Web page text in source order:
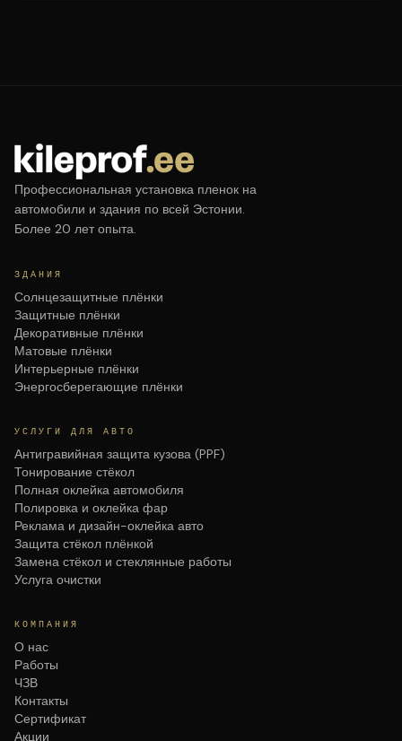
Профессиональная установка пленок на
автомобили и здания по всей Эстонии.
Более 20 лет опыта.
ЗДАНИЯ
Солнцезащитные плёнки
Защитные плёнки
Декоративные плёнки
Матовые плёнки
Интерьерные плёнки
Энергосберегающие плёнки
УСЛУГИ ДЛЯ АВТО
Антигравийная защита кузова (PPF)
Тонирование стёкол
Полная оклейка автомобиля
Полировка и оклейка фар
Реклама и дизайн-оклейка авто
Защита стёкол плёнкой
Замена стёкол и стеклянные работы
Услуга очистки
КОМПАНИЯ
О нас
Работы
ЧЗВ
Контакты
Сертификат
Акции